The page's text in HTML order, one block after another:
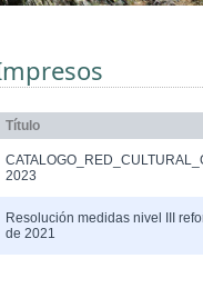
Título
2023
Resolución medidas nivel III
de 2021